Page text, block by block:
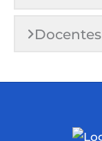
Docentes